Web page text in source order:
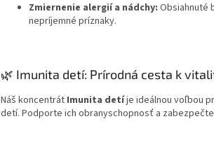
Zmiernenie alergií a nádchy: Obsiahnuté
nepríjemné príznaky.
🌿 Imunita detí: Prírodná cesta k
Náš koncentrát Imunita detíje ideálnou voľbou
detí. Podporte ich obranyschopnosť a